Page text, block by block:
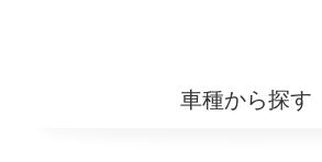
車種から探す